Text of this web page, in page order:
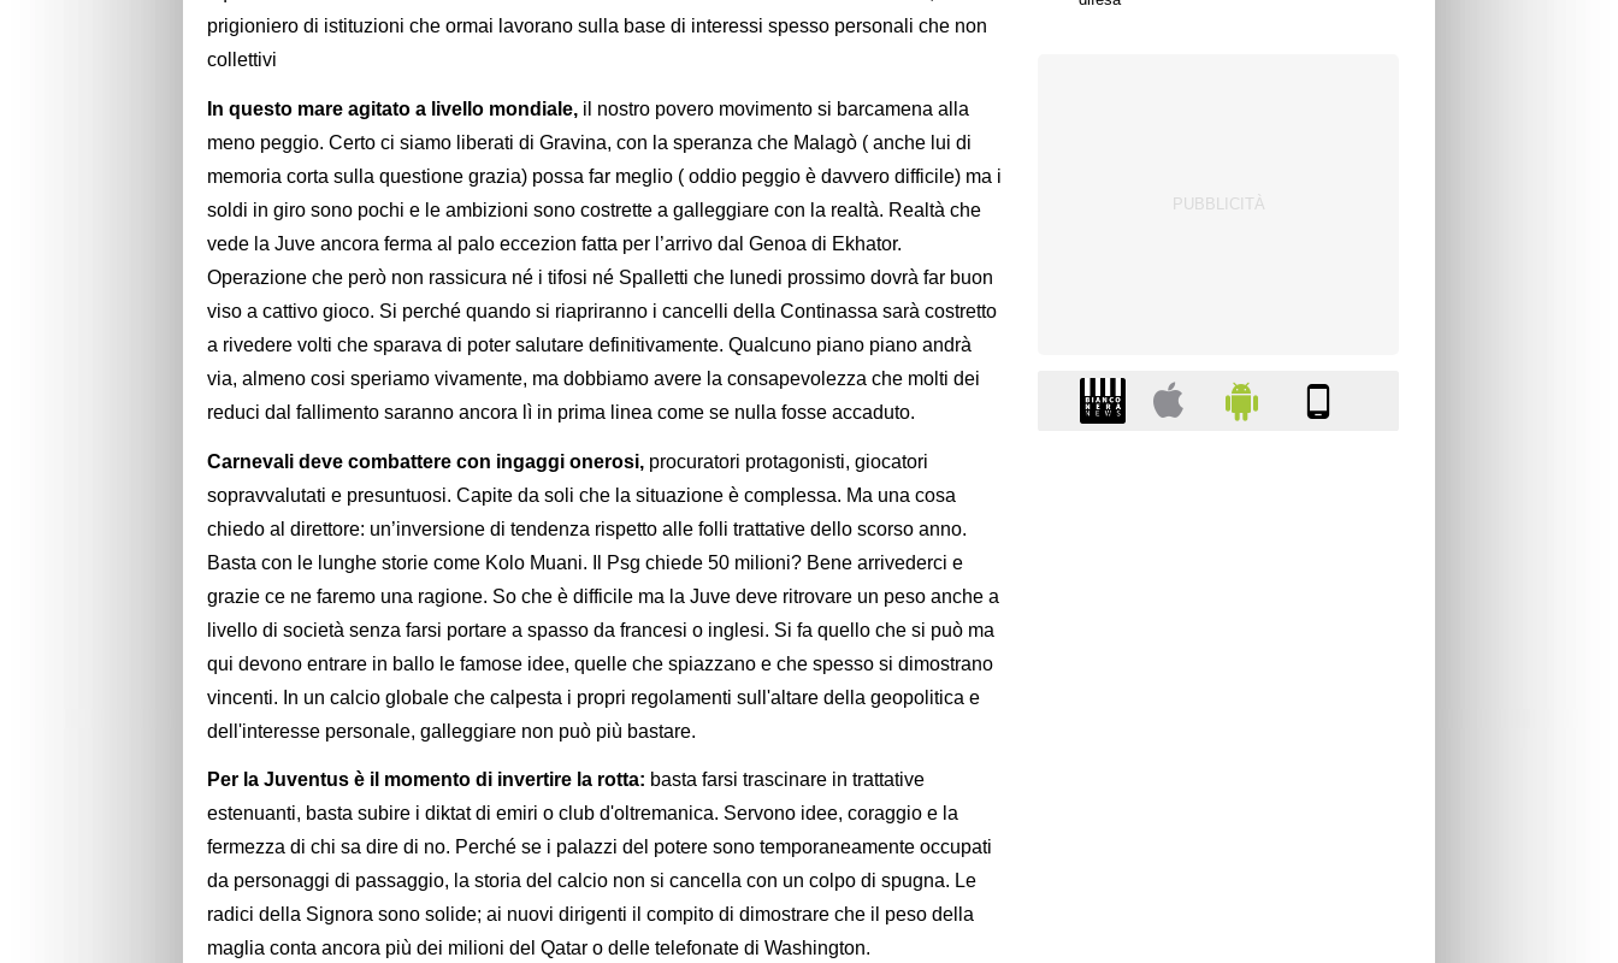
prigioniero di istituzioni che ormai lavorano sulla base di interessi spesso personali che non
collettivi
In questo mare agitato a livello mondiale, il nostro povero movimento si barcamena alla
meno peggio. Certo ci siamo liberati di Gravina, con la speranza che Malagò ( anche lui di
memoria corta sulla questione grazia) possa far meglio ( oddio peggio è davvero difficile) ma i
soldi in giro sono pochi e le ambizioni sono costrette a galleggiare con la realtà. Realtà che
vede la Juve ancora ferma al palo eccezion fatta per l’arrivo dal Genoa di Ekhator.
Operazione che però non rassicura né i tifosi né Spalletti che lunedi prossimo dovrà far buon
viso a cattivo gioco. Si perché quando si riapriranno i cancelli della Continassa sarà costretto
a rivedere volti che sparava di poter salutare definitivamente. Qualcuno piano piano andrà
via, almeno cosi speriamo vivamente, ma dobbiamo avere la consapevolezza che molti dei
reduci dal fallimento saranno ancora lì in prima linea come se nulla fosse accaduto.
Carnevali deve combattere con ingaggi onerosi, procuratori protagonisti, giocatori
sopravvalutati e presuntuosi. Capite da soli che la situazione è complessa. Ma una cosa
chiedo al direttore: un’inversione di tendenza rispetto alle folli trattative dello scorso anno.
Basta con le lunghe storie come Kolo Muani. Il Psg chiede 50 milioni? Bene arrivederci e
grazie ce ne faremo una ragione. So che è difficile ma la Juve deve ritrovare un peso anche a
livello di società senza farsi portare a spasso da francesi o inglesi. Si fa quello che si può ma
qui devono entrare in ballo le famose idee, quelle che spiazzano e che spesso si dimostrano
vincenti. In un calcio globale che calpesta i propri regolamenti sull'altare della geopolitica e
dell'interesse personale, galleggiare non può più bastare.
Per la Juventus è il momento di invertire la rotta: basta farsi trascinare in trattative
estenuanti, basta subire i diktat di emiri o club d'oltremanica. Servono idee, coraggio e la
fermezza di chi sa dire di no. Perché se i palazzi del potere sono temporaneamente occupati
da personaggi di passaggio, la storia del calcio non si cancella con un colpo di spugna. Le
radici della Signora sono solide; ai nuovi dirigenti il compito di dimostrare che il peso della
maglia conta ancora più dei milioni del Qatar o delle telefonate di Washington.